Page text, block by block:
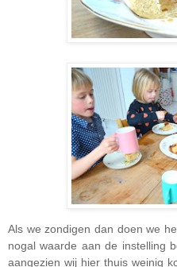
Als we zondigen dan doen we
nogal waarde aan de instelling
aangezien wij hier thuis weinig